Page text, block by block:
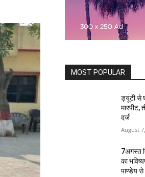
MOST POPULAR
ड्यूटी से
मारपीट,
दर्ज
August
7अगस्त
का
पाण्डेय